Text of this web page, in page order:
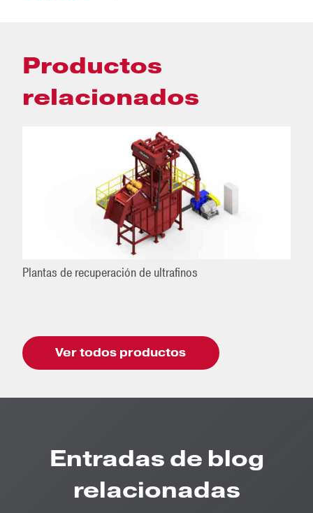
Productos
relacionados
Plantas de recuperación de ultrafinos
Ver todos productos
Entradas de blog
relacionadas